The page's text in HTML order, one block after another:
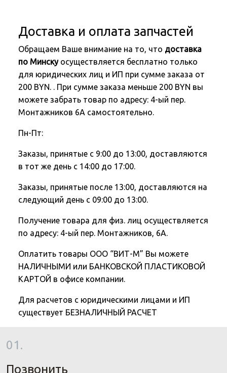
Доставка и оплата запчастей
Обращаем Ваше внимание на то, что доставка
по Минскуосуществляется бесплатно только
для юридических лиц и ИП при сумме заказа от
200 BYN. . При сумме заказа меньше 200 BYN вы
можете забрать товар по адресу: 4-ый пер.
Монтажников 6А самостоятельно.
Пн-Пт:
Заказы, принятые с 9:00 до 13:00, доставляются
в тот же день с 14:00 до 17:00.
Заказы, принятые после 13:00, доставляются на
следующий день с 09:00 до 13:00.
Получение товара для физ. лиц осуществляется
по адресу: 4-ый пер. Монтажников, 6А.
Оплатить товары ООО “ВИТ-М” Вы можете
НАЛИЧНЫМИ или БАНКОВСКОЙ ПЛАСТИКОВОЙ
КАРТОЙ в офисе компании.
Для расчетов с юридическими лицами и ИП
существует БЕЗНАЛИЧНЫЙ РАСЧЕТ
01.
Позвонить